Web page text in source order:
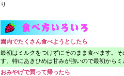
り 昭和四十五
園内でたくさん食べようとしたら
最初はミルクをつけずにそのまま食べます。
す。特にあきひめは甘みが強いので最初から
おみやげで買って帰ったら